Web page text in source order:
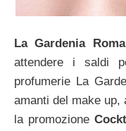
La Gardenia Roma
attendere i saldi
profumerie La
amanti del make up,
la promozione